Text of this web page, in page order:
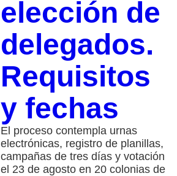
elección de
delegados.
Requisitos
y fechas
El proceso contempla urnas
electrónicas, registro de planillas,
campañas de tres días y votación
el 23 de agosto en 20 colonias de